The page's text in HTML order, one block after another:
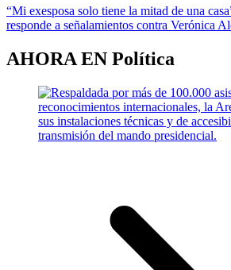
“Mi exesposa solo tiene la mitad de una
responde a señalamientos contra Verónica
AHORA EN Política